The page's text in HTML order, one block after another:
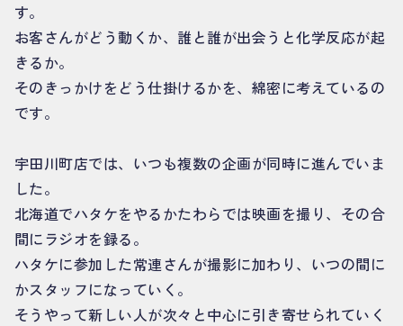
す。
お客さんがどう動くか、誰と誰が出会うと化学反応が起
きるか。
そのきっかけをどう仕掛けるかを、綿密に考えているの
です。
宇田川町店では、いつも複数の企画が同時に進んでいま
した。
北海道でハタケをやるかたわらでは映画を撮り、その合
間にラジオを録る。
ハタケに参加した常連さんが撮影に加わり、いつの間に
かスタッフになっていく。
そうやって新しい人が次々と中心に引き寄せられていく